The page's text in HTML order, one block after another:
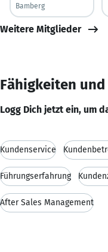
Bamberg
Weitere Mitglieder
Fähigkeiten
Logg Dich jetzt ein, um
Kundenservice
Führungserfahrung
After Sales Management